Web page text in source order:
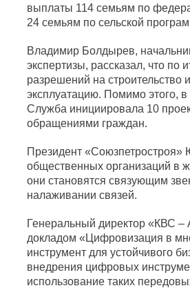
выплаты 114 семьям по
24 семьям по сельской
Владимир Болдырев,
экспертизы, рассказал, что
разрешений на
эксплуатацию. Помимо этого,
Служба инициировала 10
обращениями граждан.
Президент «Союзпетростроя»
общественных организаций в
они становятся связующим
налаживании связей.
Генеральный директор «КВС
докладом «Цифровизация в
инструмент для устойчивого
внедрения цифровых
использование таких